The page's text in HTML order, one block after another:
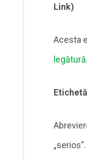
Link)
Acesta
legătură.
„serios”.